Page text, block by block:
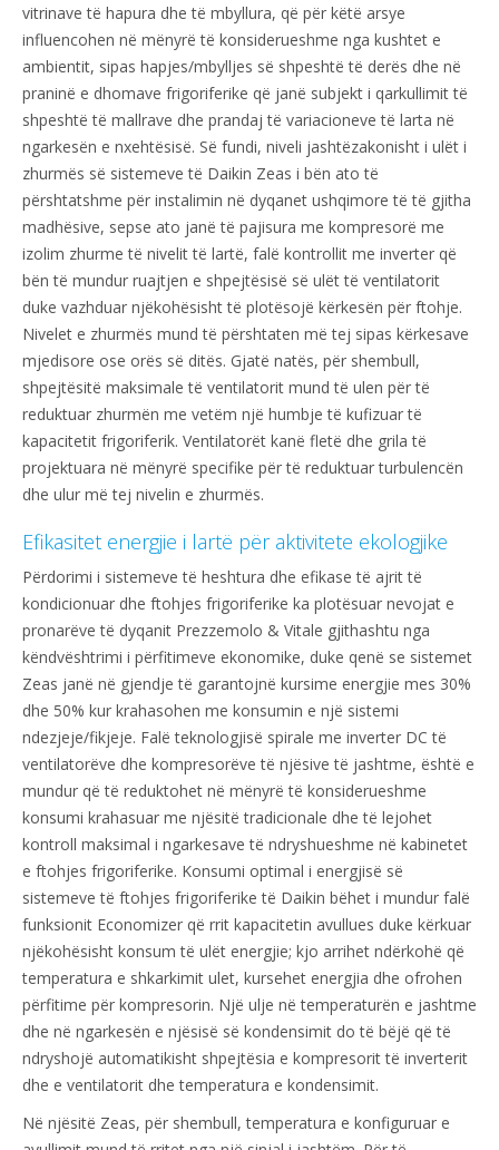
vitrinave të hapura dhe të mbyllura, që për këtë arsye
influencohen në mënyrë të konsiderueshme nga kushtet e
ambientit, sipas hapjes/mbylljes së shpeshtë të derës dhe në
praninë e dhomave frigoriferike që janë subjekt i qarkullimit të
shpeshtë të mallrave dhe prandaj të variacioneve të larta në
ngarkesën e nxehtësisë. Së fundi, niveli jashtëzakonisht i ulët i
zhurmës së sistemeve të Daikin Zeas i bën ato të
përshtatshme për instalimin në dyqanet ushqimore të të gjitha
madhësive, sepse ato janë të pajisura me kompresorë me
izolim zhurme të nivelit të lartë, falë kontrollit me inverter që
bën të mundur ruajtjen e shpejtësisë së ulët të ventilatorit
duke vazhduar njëkohësisht të plotësojë kërkesën për ftohje.
Nivelet e zhurmës mund të përshtaten më tej sipas kërkesave
mjedisore ose orës së ditës. Gjatë natës, për shembull,
shpejtësitë maksimale të ventilatorit mund të ulen për të
reduktuar zhurmën me vetëm një humbje të kufizuar të
kapacitetit frigoriferik. Ventilatorët kanë fletë dhe grila të
projektuara në mënyrë specifike për të reduktuar turbulencën
dhe ulur më tej nivelin e zhurmës.
Efikasitet energjie i lartë për aktivitete ekologjike
Përdorimi i sistemeve të heshtura dhe efikase të ajrit të
kondicionuar dhe ftohjes frigoriferike ka plotësuar nevojat e
pronarëve të dyqanit Prezzemolo & Vitale gjithashtu nga
këndvështrimi i përfitimeve ekonomike, duke qenë se sistemet
Zeas janë në gjendje të garantojnë kursime energjie mes 30%
dhe 50% kur krahasohen me konsumin e një sistemi
ndezjeje/fikjeje. Falë teknologjisë spirale me inverter DC të
ventilatorëve dhe kompresorëve të njësive të jashtme, është e
mundur që të reduktohet në mënyrë të konsiderueshme
konsumi krahasuar me njësitë tradicionale dhe të lejohet
kontroll maksimal i ngarkesave të ndryshueshme në kabinetet
e ftohjes frigoriferike. Konsumi optimal i energjisë së
sistemeve të ftohjes frigoriferike të Daikin bëhet i mundur falë
funksionit Economizer që rrit kapacitetin avullues duke kërkuar
njëkohësisht konsum të ulët energjie; kjo arrihet ndërkohë që
temperatura e shkarkimit ulet, kursehet energjia dhe ofrohen
përfitime për kompresorin. Një ulje në temperaturën e jashtme
dhe në ngarkesën e njësisë së kondensimit do të bëjë që të
ndryshojë automatikisht shpejtësia e kompresorit të inverterit
dhe e ventilatorit dhe temperatura e kondensimit.
Në njësitë Zeas, për shembull, temperatura e konfiguruar e